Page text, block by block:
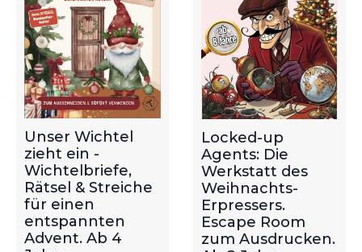
Unser Wichtel
zieht ein -
Wichtelbriefe,
Rätsel & Streiche
für einen
entspannten
Advent. Ab 4
Locked-up
Agents: Die
Werkstatt des
Weihnachts-
Erpressers.
Escape Room
zum Ausdrucken.